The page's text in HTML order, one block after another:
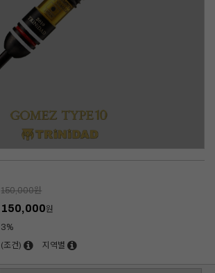
150,000원
150,000원
3%
(조건) 지역별